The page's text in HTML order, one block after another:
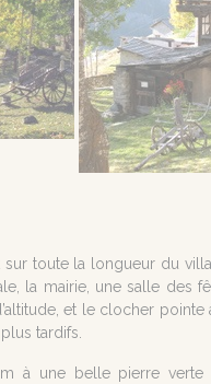
toute la longueur du
la mairie, une salle des
et le clocher
tardifs.
à une belle pierre